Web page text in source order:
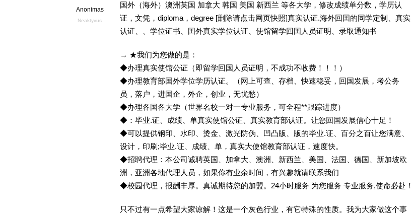
Anonimas
Neaktyvus
国外（海外）澳洲英国 加拿大 韩国 美国 新西兰 等各大学，修改成绩单分数，学历认
证，文凭，diploma，degree [删除请点击网页快照]真实认证.海外回囯的同学定制、真实
认证、、学位证书、囯外真实学位认证、使馆留学回囯人员证明、录取通知书
→ ★我们为您做的是：
◆办理真实使馆公证（即留学回国人员证明，不成功不收费！！！）
◆办理教育部国外学位学历认证。（网上可查、存档、快速稳妥，回国发展，考公务
员，落户，进国企，外企，创业，无忧愁）
◆办理各国各大学（世界名校一对一专业服务，可全程**跟踪进度）
◆：毕业.证、成绩、单真实使馆公证、真实教育部认证。让您回国发展信心十足！
◆可以提供钢印、水印、烫金、激光防伪、凹凸版、版的毕业.证、百分之百让您满意、
设计，印刷;毕业.证、成绩、单，真实大使馆教育部认证，速度快。
◆招聘代理：本公司诚聘英国、加拿大、澳洲、新西兰、美国、法国、德国、新加坡欧
洲，亚洲各地代理人员，如果你有业余时间，有兴趣就请联系我们
◆校园代理，报酬丰厚。真诚期待您的加盟。24小时服务 为您服务 专业服务,使命必赴！
只不过有一点希望大家谅解！这是一个灰色行业，有它特殊的性质。我为大家做这个事